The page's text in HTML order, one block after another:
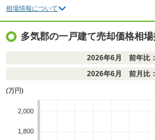
相場情報について
多気郡の一戸建て売却価格相
2026年6月 前年比
2026年6月 前月比
(万円)
2,000
1,800